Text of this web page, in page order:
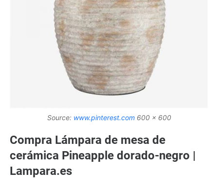
Source: www.pinterest.com600 x 600
Compra Lámpara de mesa de
cerámica Pineapple dorado-negro |
Lampara.es